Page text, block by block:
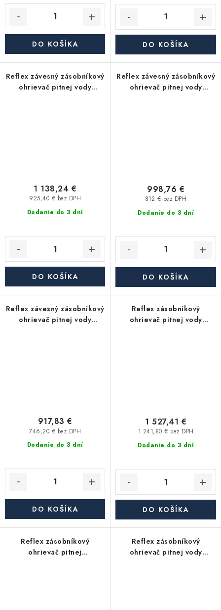
DO KOŠÍKA DO KOŠÍKA
Reflex závesný zásobníkový
ohrievač pitnej vody
Dodanie do 3 dní
925,40 € bez DPH
1 138,24 €
DO KOŠÍKA
Reflex závesný zásobníkový
ohrievač pitnej vody
Dodanie do 3 dní
812 € bez DPH
998,76 €
DO KOŠÍKA
Reflex závesný zásobníkový
ohrievač pitnej vody
Dodanie do 3 dní
746,20 € bez DPH
917,83 €
DO KOŠÍKA
Reflex zásobníkový
ohrievač pitnej vody
Dodanie do 3 dní
1 241,80 € bez DPH
1 527,41 €
DO KOŠÍKA
Reflex zásobníkový
ohrievač pitnej
Reflex zásobníkový
ohrievač pitnej vody